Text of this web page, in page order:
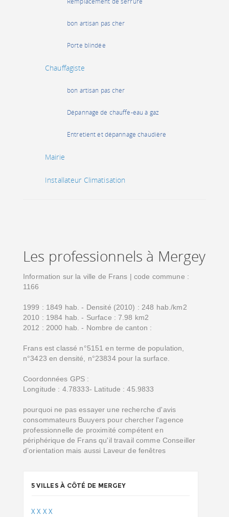
bon artisan pas cher
Porte blindée
Chauffagiste
bon artisan pas cher
Dépannage de chauffe-eau à gaz
Entretient et dépannage chaudière
Mairie
Installateur Climatisation
Les professionnels à Mergey
Information sur la ville de Frans | code commune :
1166
1999 : 1849 hab. - Densité (2010) : 248 hab./km2
2010 : 1984 hab. - Surface : 7.98 km2
2012 : 2000 hab. - Nombre de canton :
Frans est classé n°5151 en terme de population,
n°3423 en densité, n°23834 pour la surface.
Coordonnées GPS :
Longitude : 4.78333- Latitude : 45.9833
pourquoi ne pas essayer une recherche d'avis
consommateurs Buuyers pour chercher l'agence
professionnelle de proximité compétent en
périphérique de Frans qu'il travail comme Conseiller
d’orientation mais aussi Laveur de fenêtres
5 VILLES À CÔTÉ DE MERGEY
XX XX